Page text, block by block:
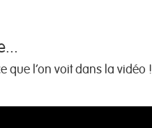
que l'on voit dans la vidéo !